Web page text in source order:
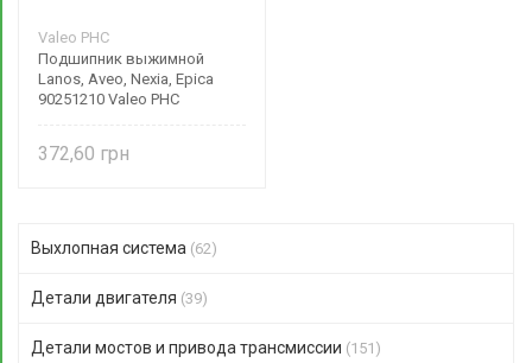
Valeo PHC
Подшипник выжимной
Lanos, Aveo, Nexia, Epica
90251210 Valeo PHC
372,60
Выхлопная система (62)
Детали двигателя (39)
Детали мостов и привода трансмиссии (151)